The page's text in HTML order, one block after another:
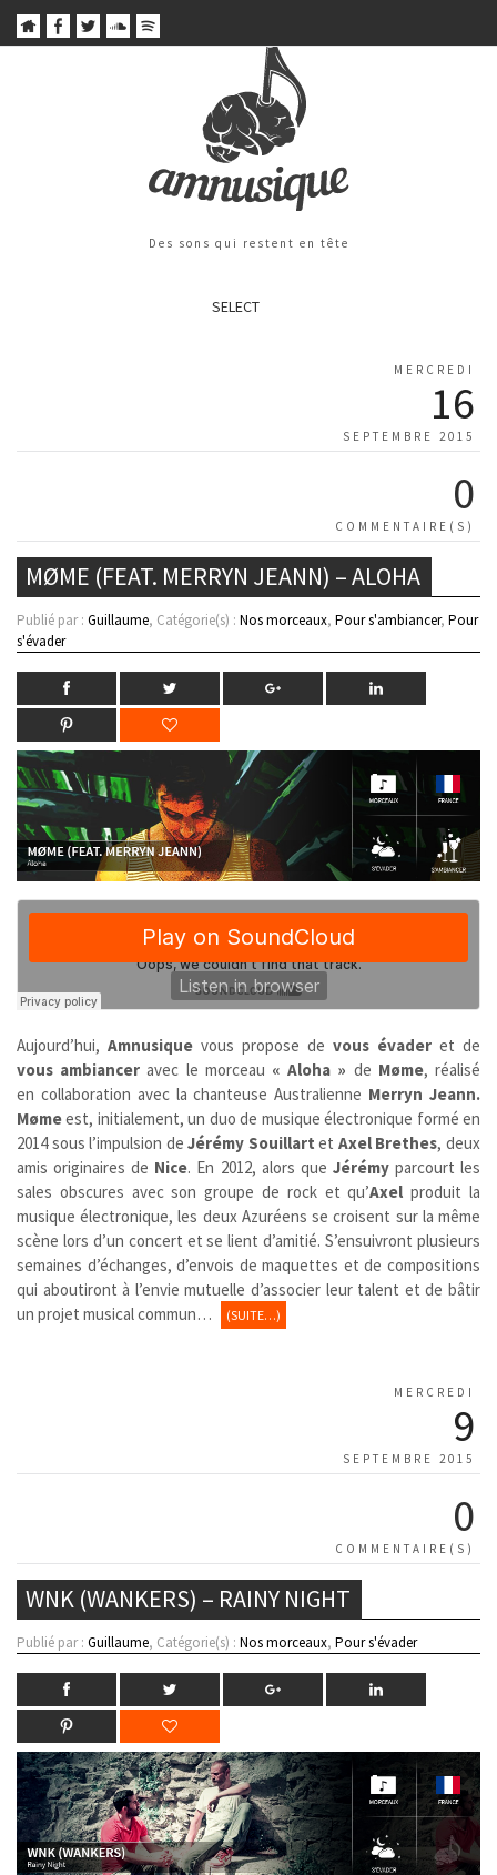
Des sons qui restent en tête
SELECT
MERCREDI
16
SEPTEMBRE 2015
0
COMMENTAIRE(S)
MØME (FEAT. MERRYN JEANN) – ALOHA
Publié par : Guillaume, Catégorie(s) : Nos morceaux, Pour s'ambiancer, Pour
s'évader
Aujourd’hui, Amnusique vous propose de vous évader et de
vous ambiancer avec le morceau « Aloha » de Møme, réalisé
en collaboration avec la chanteuse Australienne Merryn Jeann.
Mømeest, initialement, un duo de musique électronique formé en
2014 sous l’impulsion de Jérémy Souillart et Axel Brethes, deux
amis originaires de Nice. En 2012, alors que Jérémyparcourt les
sales obscures avec son groupe de rock et qu’Axel produit la
musique électronique, les deux Azuréens se croisent sur la même
scène lors d’un concert et se lient d’amitié. S’ensuivront plusieurs
semaines d’échanges, d’envois de maquettes et de compositions
qui aboutiront à l’envie mutuelle d’associer leur talent et de bâtir
un projet musical commun…
(SUITE…)
MERCREDI
9
SEPTEMBRE 2015
0
COMMENTAIRE(S)
WNK (WANKERS) – RAINY NIGHT
Publié par : Guillaume, Catégorie(s) : Nos morceaux, Pour s'évader